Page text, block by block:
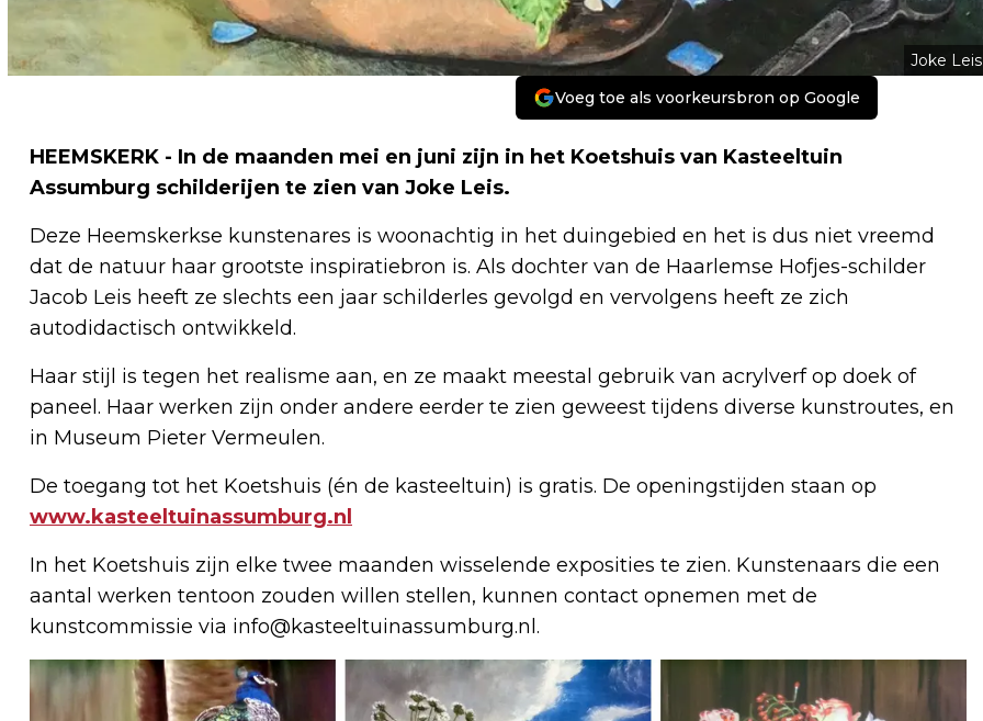
Joke Leis
Voeg toe als voorkeursbron op Google
HEEMSKERK - In de maanden mei en juni zijn in het Koetshuis van Kasteeltuin
Assumburg schilderijen te zien van Joke Leis.
Deze Heemskerkse kunstenares is woonachtig in het duingebied en het is dus niet vreemd
dat de natuur haar grootste inspiratiebron is. Als dochter van de Haarlemse Hofjes-schilder
Jacob Leis heeft ze slechts een jaar schilderles gevolgd en vervolgens heeft ze zich
autodidactisch ontwikkeld.
Haar stijl is tegen het realisme aan, en ze maakt meestal gebruik van acrylverf op doek of
paneel. Haar werken zijn onder andere eerder te zien geweest tijdens diverse kunstroutes, en
in Museum Pieter Vermeulen.
De toegang tot het Koetshuis (én de kasteeltuin) is gratis. De openingstijden staan op
www.kasteeltuinassumburg.nl
In het Koetshuis zijn elke twee maanden wisselende exposities te zien. Kunstenaars die een
aantal werken tentoon zouden willen stellen, kunnen contact opnemen met de
kunstcommissie via info@kasteeltuinassumburg.nl.